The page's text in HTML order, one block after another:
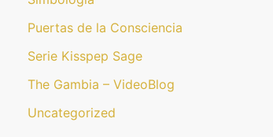
Puertas de la Consciencia
Serie Kisspep Sage
The Gambia – VideoBlog
Uncategorized